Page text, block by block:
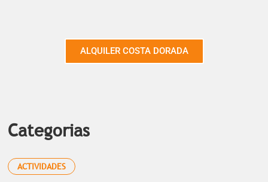
ALQUILER COSTA DORADA
Categorias
ACTIVIDADES